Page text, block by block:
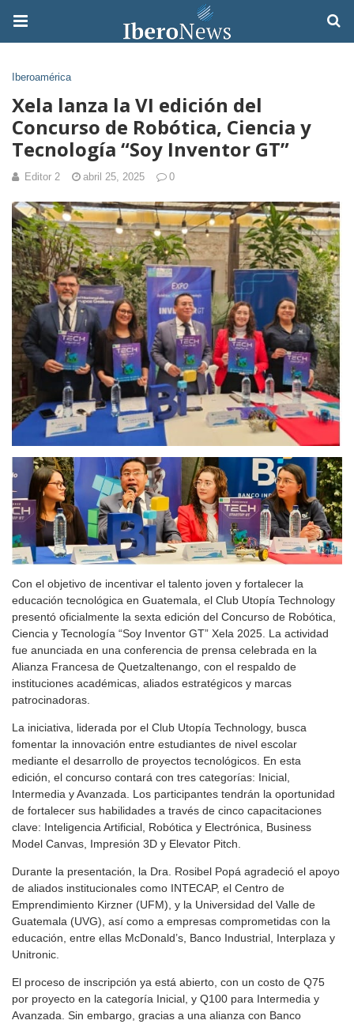
Iberoamérica
Xela lanza la VI edición del
Concurso de Robótica, Ciencia y
Tecnología “Soy Inventor GT”
Editor 2 abril 25, 2025 0
Con el objetivo de incentivar el talento joven y fortalecer la
educación tecnológica en Guatemala, el Club Utopía Technology
presentó oficialmente la sexta edición del Concurso de Robótica,
Ciencia y Tecnología “Soy Inventor GT” Xela 2025. La actividad
fue anunciada en una conferencia de prensa celebrada en la
Alianza Francesa de Quetzaltenango, con el respaldo de
instituciones académicas, aliados estratégicos y marcas
patrocinadoras.
La iniciativa, liderada por el Club Utopía Technology, busca
fomentar la innovación entre estudiantes de nivel escolar
mediante el desarrollo de proyectos tecnológicos. En esta
edición, el concurso contará con tres categorías: Inicial,
Intermedia y Avanzada. Los participantes tendrán la oportunidad
de fortalecer sus habilidades a través de cinco capacitaciones
clave: Inteligencia Artificial, Robótica y Electrónica, Business
Model Canvas, Impresión 3D y Elevator Pitch.
Durante la presentación, la Dra. Rosibel Popá agradeció el apoyo
de aliados institucionales como INTECAP, el Centro de
Emprendimiento Kirzner (UFM), y la Universidad del Valle de
Guatemala (UVG), así como a empresas comprometidas con la
educación, entre ellas McDonald’s, Banco Industrial, Interplaza y
Unitronic.
El proceso de inscripción ya está abierto, con un costo de Q75
por proyecto en la categoría Inicial, y Q100 para Intermedia y
Avanzada. Sin embargo, gracias a una alianza con Banco